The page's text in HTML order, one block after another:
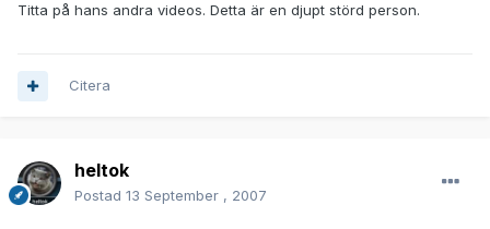
Titta på hans andra videos. Detta är en djupt störd person.
Citera
heltok
Postad 13 September , 2007